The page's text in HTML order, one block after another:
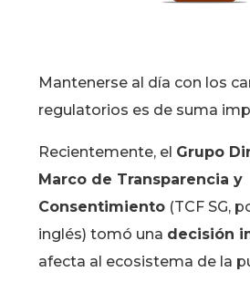
Mantenerse al día con los
regulatorios es de suma
Recientemente, el Grupo
Marco de Transparencia y
Consentimiento (TCF SG,
inglés) tomó una decisión
afecta al ecosistema de la